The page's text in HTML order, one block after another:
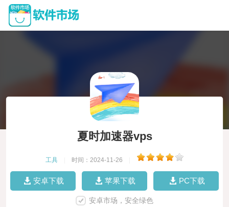
夏时加速器vps
工具 时间：2024-11-26
安卓下载 苹果下载 PC下载
安卓市场，安全绿色